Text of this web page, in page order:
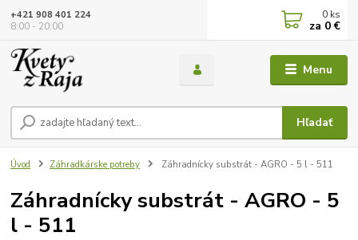
Menu
Hľadať
+421 908 401 224
8:00 - 20:00
0 ks
za 0 €
Úvod Záhradkárske potreby Záhradnícky substrát - AGRO - 5 l - 511
Záhradnícky substrát - AGRO - 5
l - 511